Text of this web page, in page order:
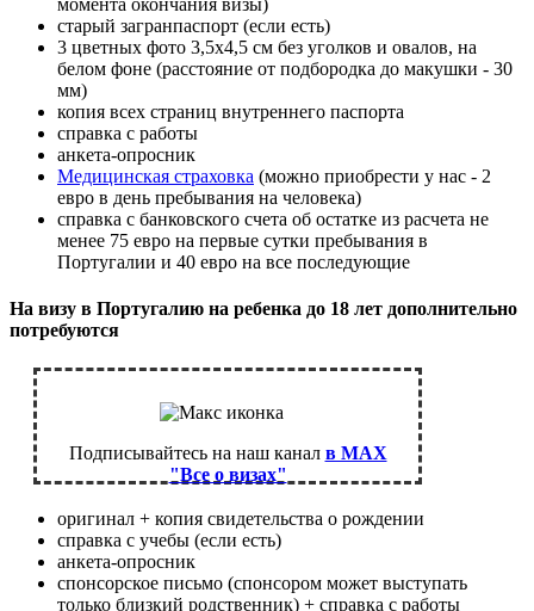
момента окончания визы)
старый загранпаспорт (если есть)
3 цветных фото 3,5х4,5 см без уголков и овалов, на
белом фоне (расстояние от подбородка до макушки - 30
мм)
копия всех страниц внутреннего паспорта
справка с работы
анкета-опросник
Медицинская страховка (можно приобрести у нас - 2
евро в день пребывания на человека)
справка с банковского счета об остатке из расчета не
менее 75 евро на первые сутки пребывания в
Португалии и 40 евро на все последующие
На визу в Португалию на ребенка до 18 лет дополнительно
потребуются
Подписывайтесь на наш канал в MAX
"Все о визах"
оригинал + копия свидетельства о рождении
справка с учебы (если есть)
анкета-опросник
спонсорское письмо (спонсором может выступать
только близкий родственник) + справка с работы